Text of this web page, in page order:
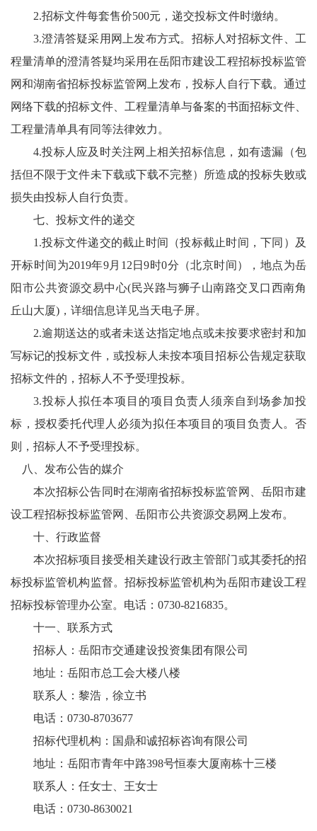
2.招标文件每套售价500元，递交投标文件时缴纳。
3.澄清答疑采用网上发布方式。招标人对招标文件、工
程量清单的澄清答疑均采用在岳阳市建设工程招标投标监管
网和湖南省招标投标监管网上发布，投标人自行下载。通过
网络下载的招标文件、工程量清单与备案的书面招标文件、
工程量清单具有同等法律效力。
4.投标人应及时关注网上相关招标信息，如有遗漏（包
括但不限于文件未下载或下载不完整）所造成的投标失败或
损失由投标人自行负责。
七、投标文件的递交
1.投标文件递交的截止时间（投标截止时间，下同）及
开标时间为2019年9月12日9时0分（北京时间），地点为岳
阳市公共资源交易中心(民兴路与狮子山南路交叉口西南角
丘山大厦)，详细信息详见当天电子屏。
2.逾期送达的或者未送达指定地点或未按要求密封和加
写标记的投标文件，或投标人未按本项目招标公告规定获取
招标文件的，招标人不予受理投标。
3.投标人拟任本项目的项目负责人须亲自到场参加投
标，授权委托代理人必须为拟任本项目的项目负责人。否
则，招标人不予受理投标。
八、发布公告的媒介
本次招标公告同时在湖南省招标投标监管网、岳阳市建
设工程招标投标监管网、岳阳市公共资源交易网上发布。
十、行政监督
本次招标项目接受相关建设行政主管部门或其委托的招
标投标监管机构监督。招标投标监管机构为岳阳市建设工程
招标投标管理办公室。电话：0730-8216835。
十一、联系方式
招标人：岳阳市交通建设投资集团有限公司
地址：岳阳市总工会大楼八楼
联系人：黎浩，徐立书
电话：0730-8703677
招标代理机构：国鼎和诚招标咨询有限公司
地址：岳阳市青年中路398号恒泰大厦南栋十三楼
联系人：任女士、王女士
电话：0730-8630021